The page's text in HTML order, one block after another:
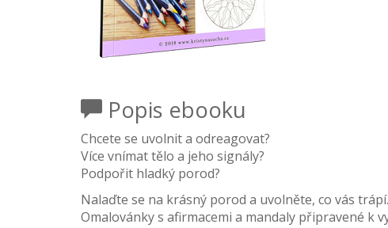
Popis ebooku
Chcete se uvolnit a odreagovat?
Více vnímat tělo a jeho signály?
Podpořit hladký porod?
Nalaďte se na krásný porod a uvolněte, co vás trápí.
Omalovánky s afirmacemi a mandaly připravené k